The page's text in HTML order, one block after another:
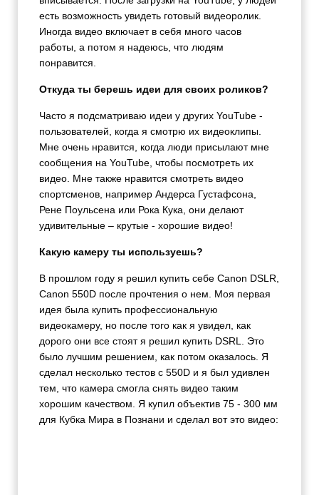
есть возможность увидеть готовый видеоролик.
Иногда видео включает в себя много часов
работы, а потом я надеюсь, что людям
понравится.
Откуда ты берешь идеи для своих роликов?
Часто я подсматриваю идеи у других YouTube -
пользователей, когда я смотрю их видеоклипы.
Мне очень нравится, когда люди присылают мне
сообщения на YouTube, чтобы посмотреть их
видео. Мне также нравится смотреть видео
спортсменов, например Андерса Густафсона,
Рене Поульсена или Рока Кука, они делают
удивительные – крутые - хорошие видео!
Какую камеру ты используешь?
В прошлом году я решил купить себе Canon DSLR,
Canon 550D после прочтения о нем. Моя первая
идея была купить профессиональную
видеокамеру, но после того как я увидел, как
дорого они все стоят я решил купить DSRL. Это
было лучшим решением, как потом оказалось. Я
сделал несколько тестов с 550D и я был удивлен
тем, что камера смогла снять видео таким
хорошим качеством. Я купил объектив 75 - 300 мм
для Кубка Мира в Познани и сделал вот это видео: